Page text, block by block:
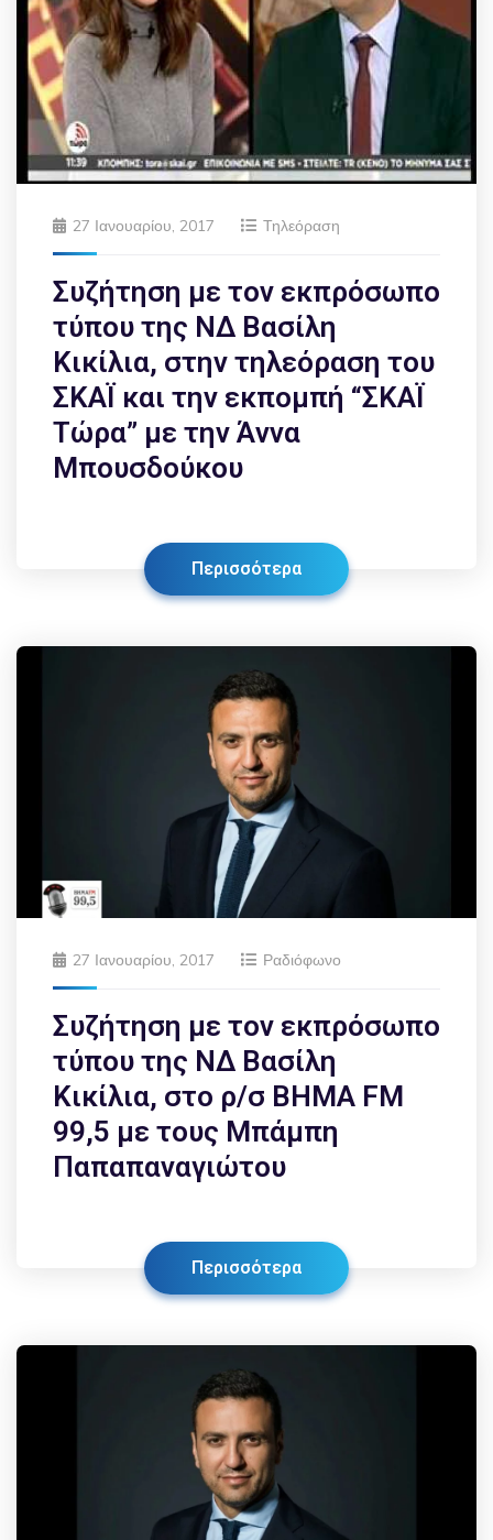
27 Ιανουαρίου, 2017 Τηλεόραση
Συζήτηση με τον εκπρόσωπο
τύπου της ΝΔ Βασίλη
Κικίλια, στην τηλεόραση του
ΣΚΑΪ και την εκπομπή “ΣΚΑΪ
Τώρα” με την Άννα
Μπουσδούκου
Περισσότερα
27 Ιανουαρίου, 2017 Ραδιόφωνο
Συζήτηση με τον εκπρόσωπο
τύπου της ΝΔ Βασίλη
Κικίλια, στο ρ/σ BHMA FM
99,5 με τους Μπάμπη
Παπαπαναγιώτου
Περισσότερα